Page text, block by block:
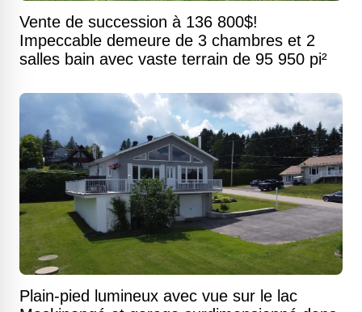
Vente de succession à 136 800$!
Impeccable demeure de 3 chambres et 2
salles bain avec vaste terrain de 95 950 pi²
Plain-pied lumineux avec vue sur le lac